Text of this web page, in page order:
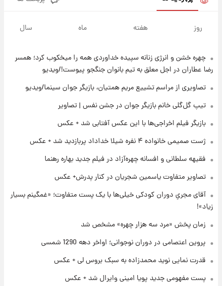
نام خودرو، مبلغ پیش پرداخت و زمان تحویل |
۲۲ ساعت پیش
زمان پخش «مرد سه هزار چهره» مشخص شد
۲۳ ساعت پیش
عکس / خداحافظی صمیمانه آبی ها با رامین!
آتش اختلاف در اینستاگرام؛ تمجید از حردانی به
۱ روز پیش
۲۳ ساعت پیش
هسته‌ای در آسمان ظاهر شد
روز هفته ماه سال
چهره خشن و انرژی زنانه سپیده خداوردی همه را میخکوب کرد؛ همسر
رضا عطاران در اجل معلق به تیم بانوان جنگجو پیوست!/ویدیو
تصاویری از مراسم تشییع مریم همتیان، بازیگر جوان سینما/ویدیو
تیپ گل‌گلی خانم بازیگر جوان در جشن نفس | تصاویر
بازیگر فیلم اخراجی‌ها با این عکس آفتابی شد + عکس
ژست صمیمی خانواده ۴ نفره شیلا خداداد پربازدید شد + عکس
فقیهه سلطانی و افسانه چهره‌آزاد در فیلم جدید بهاره رهنما
تصاویر متفاوت یاسمین شجریان در کنار پدرش+ عکس
آقای مجریِ دوران کودکی خیلی‌ها با یک پست متفاوت؛ «غمگینم بسیار
زیاد»!
زمان پخش «مرد سه هزار چهره» مشخص شد
پروین اعتصامی در دوران نوجوانی؛ اواخر دهه 1290 شمسی
قدرت نمایی نوید محمدزاده به سبک بروس لی + عکس
پست مفهومی جدید پویا امینی وایرال شد + عکس